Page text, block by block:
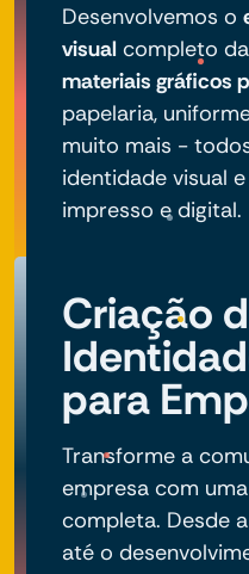
Desenvolvemos o
visual completo
materiais gráficos
papelaria,
muito mais -
identidade visual
impresso e digital.
Criação
para
Transforme a
empresa com
completa. Desde
até o